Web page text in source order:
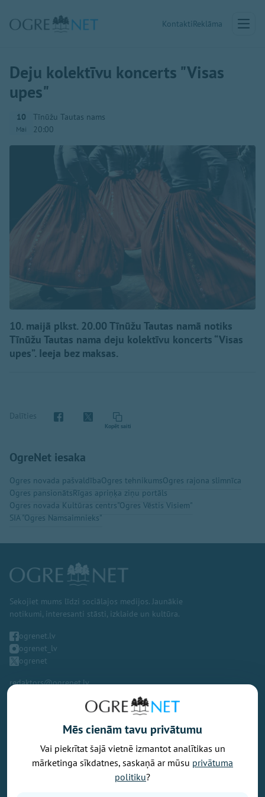
KontaktiReklāma
Deju kolektīvu koncerts "Visas
upes"
10
Mai
Tīnūžu Tautas nams
20:00
10. maijā plkst. 20.00 Tīnūžu Tautas namā notiks
Tīnūžu Tautas nama deju kolektīvu koncerts “Visas
upes”. Ieeja bez maksas.
Dalīties
Kopēt saiti
OgreNet iesaka
Ogres novada pašvaldībaOgres tehnikumsOgres rajona slimnīca
Ogres pansionātsRīgas apriņķa ziņu portāls
Ogres novada Kultūras centrs"Ogres Vēstis Visiem"
SIA "Ogres Namsaimnieks"
Sekojiet mums līdzi sociālajos medijos. Jaunākie
notikumi, interesanti stāsti, izklaide un kultūra.
ogrenet.lv
ogrenet_lv
ogrenet
redaktors@ogrenet.lv
Vēlaties izteikt savu viedokli par portālu? Pamanījāt kļūdu? Ir
problēma, ko vēlaties apspriest publiski? Vēlaties iesūtīt rakstu par
Jums aktuālu tēmu? Varbūt Jums vajadzīgs padoms? Rakstiet uz
Mēs cienām tavu privātumu
Vai piekrītat šajā vietnē izmantot analītikas un
mārketinga sīkdatnes, saskaņā ar mūsu privātuma
politiku?